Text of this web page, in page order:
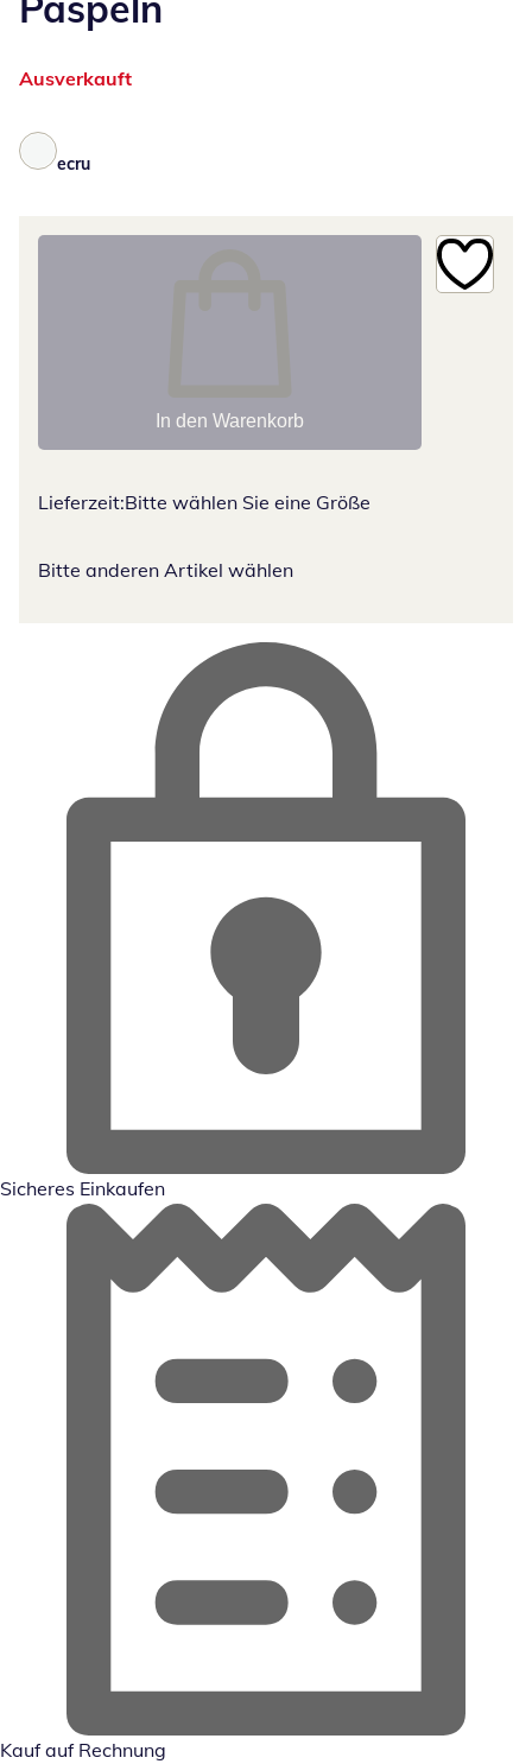
Ausverkauft
ecru
In den Warenkorb
Lieferzeit:Bitte wählen Sie eine Größe
Bitte anderen Artikel wählen
Sicheres Einkaufen
Kauf auf Rechnung